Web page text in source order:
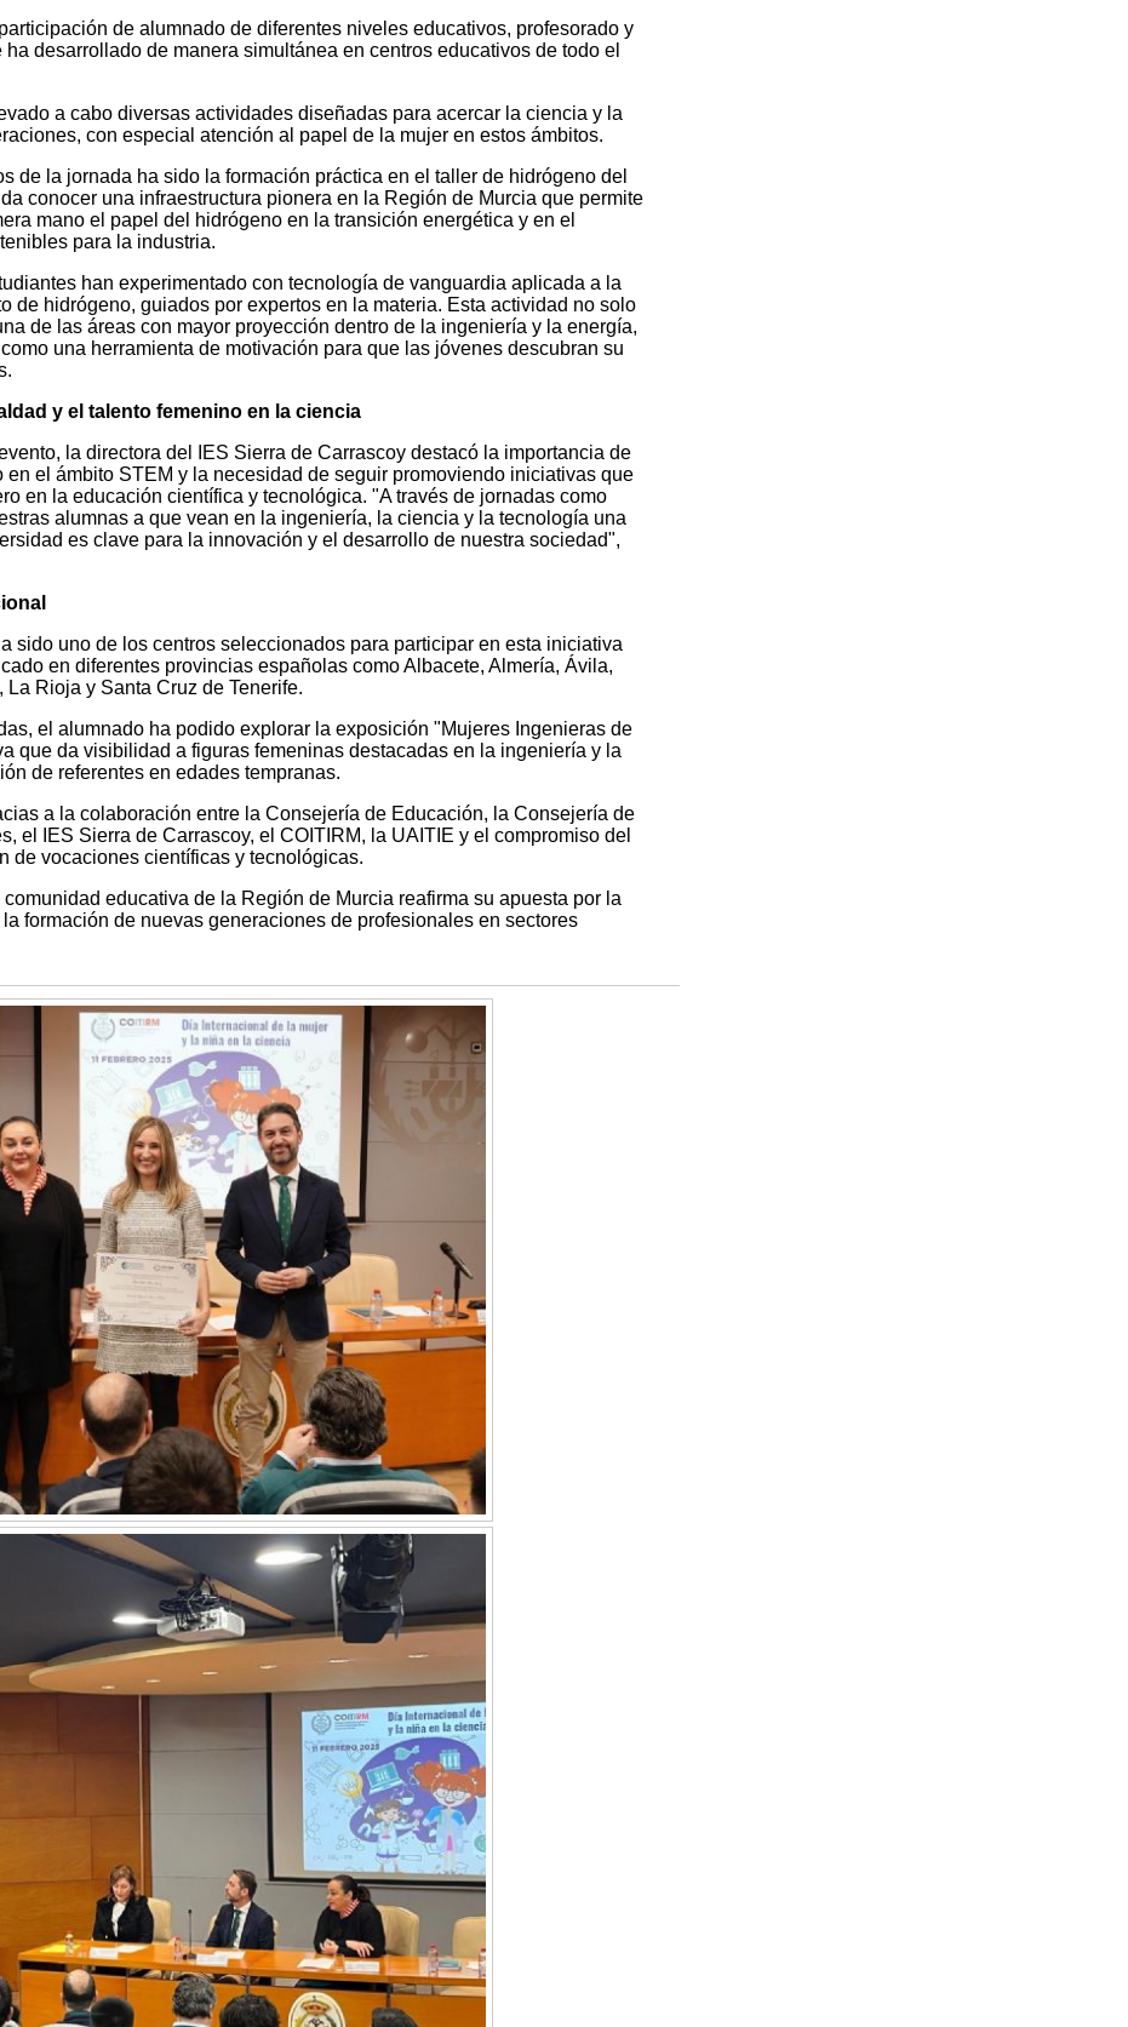
de alumnado de diferentes niveles educativos, profesorado y
desarrollado de manera simultánea en centros educativos de todo el
a cabo diversas actividades diseñadas para acercar la ciencia y la
con especial atención al papel de la mujer en estos ámbitos.
de la jornada ha sido la formación práctica en el taller de hidrógeno del
conocer una infraestructura pionera en la Región de Murcia que permite
mano el papel del hidrógeno en la transición energética y en el
para la industria.
han experimentado con tecnología de vanguardia aplicada a la
de hidrógeno, guiados por expertos en la materia. Esta actividad no solo
de las áreas con mayor proyección dentro de la ingeniería y la energía,
una herramienta de motivación para que las jóvenes descubran su
y el talento femenino en la ciencia
la directora del IES Sierra de Carrascoy destacó la importancia de
el ámbito STEM y la necesidad de seguir promoviendo iniciativas que
en la educación científica y tecnológica. "A través de jornadas como
alumnas a que vean en la ingeniería, la ciencia y la tecnología una
es clave para la innovación y el desarrollo de nuestra sociedad",
sido uno de los centros seleccionados para participar en esta iniciativa
en diferentes provincias españolas como Albacete, Almería, Ávila,
Rioja y Santa Cruz de Tenerife.
el alumnado ha podido explorar la exposición "Mujeres Ingenieras de
que da visibilidad a figuras femeninas destacadas en la ingeniería y la
de referentes en edades tempranas.
a la colaboración entre la Consejería de Educación, la Consejería de
el IES Sierra de Carrascoy, el COITIRM, la UAITIE y el compromiso del
de vocaciones científicas y tecnológicas.
educativa de la Región de Murcia reafirma su apuesta por la
formación de nuevas generaciones de profesionales en sectores